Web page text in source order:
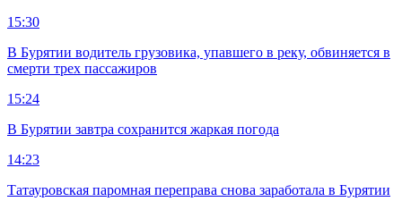
15:30
В Бурятии водитель грузовика, упавшего в реку, обвиняется в
смерти трех пассажиров
15:24
В Бурятии завтра сохранится жаркая погода
14:23
Татауровская паромная переправа снова заработала в Бурятии